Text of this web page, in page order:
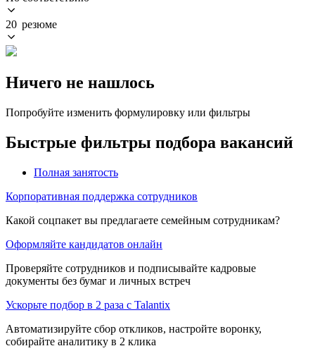
20 резюме
Ничего не нашлось
Попробуйте изменить формулировку или фильтры
Быстрые фильтры подбора вакансий
Полная занятость
Корпоративная поддержка сотрудников
Какой соцпакет вы предлагаете семейным сотрудникам?
Оформляйте кандидатов онлайн
Проверяйте сотрудников и подписывайте кадровые
документы без бумаг и личных встреч
Ускорьте подбор в 2 раза с Talantix
Автоматизируйте сбор откликов, настройте воронку,
собирайте аналитику в 2 клика